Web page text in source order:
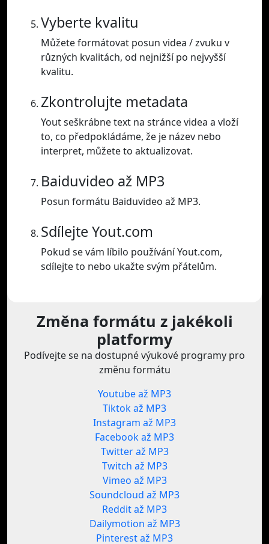
Vyberte kvalitu
Můžete formátovat posun videa / zvuku v
různých kvalitách, od nejnižší po nejvyšší
kvalitu.
Zkontrolujte metadata
Yout seškrábne text na stránce videa a vloží
to, co předpokládáme, že je název nebo
interpret, můžete to aktualizovat.
Baiduvideo až MP3
Posun formátu Baiduvideo až MP3.
Sdílejte Yout.com
Pokud se vám líbilo používání Yout.com,
sdílejte to nebo ukažte svým přátelům.
Změna formátu z jakékoli
platformy
Podívejte se na dostupné výukové programy pro
změnu formátu
Youtube až MP3
Tiktok až MP3
Instagram až MP3
Facebook až MP3
Twitter až MP3
Twitch až MP3
Vimeo až MP3
Soundcloud až MP3
Reddit až MP3
Dailymotion až MP3
Pinterest až MP3